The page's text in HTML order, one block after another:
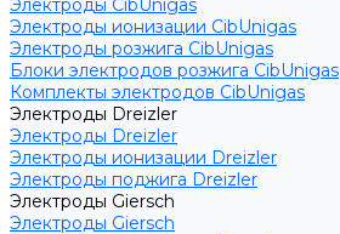
Электроды CibUnigas
Электроды ионизации CibUnigas
Электроды розжига CibUnigas
Блоки электродов розжига CibUnigas
Комплекты электродов CibUnigas
Электроды Dreizler
Электроды Dreizler
Электроды ионизации Dreizler
Электроды поджига Dreizler
Электроды Giersch
Электроды Giersch